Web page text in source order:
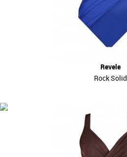
Revele
Rock Solid